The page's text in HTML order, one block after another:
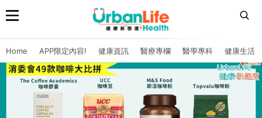
Home APP限定內容! 健康資訊 醫療專欄 醫學專科 健康生活